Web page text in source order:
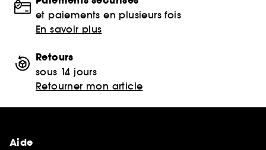
et paiements en plusieurs fois
En savoir plus
Retours
sous 14 jours
Retourner mon article
Aide